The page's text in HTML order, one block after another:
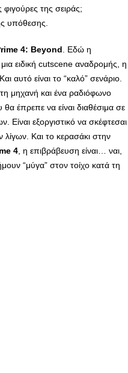
φιγούρες της σειράς;
υπόθεσης.
4: Beyond . Εδώ η
μια ειδική cutscene αναδρομής, η
αυτό είναι το “καλό” σενάριο.
μηχανή και ένα ραδιόφωνο
έπρεπε να είναι διαθέσιμα σε
Είναι εξοργιστικό να σκέφτεσαι
λίγων. Και το κερασάκι στην
4 , η επιβράβευση είναι… ναι,
“μύγα” στον τοίχο κατά τη